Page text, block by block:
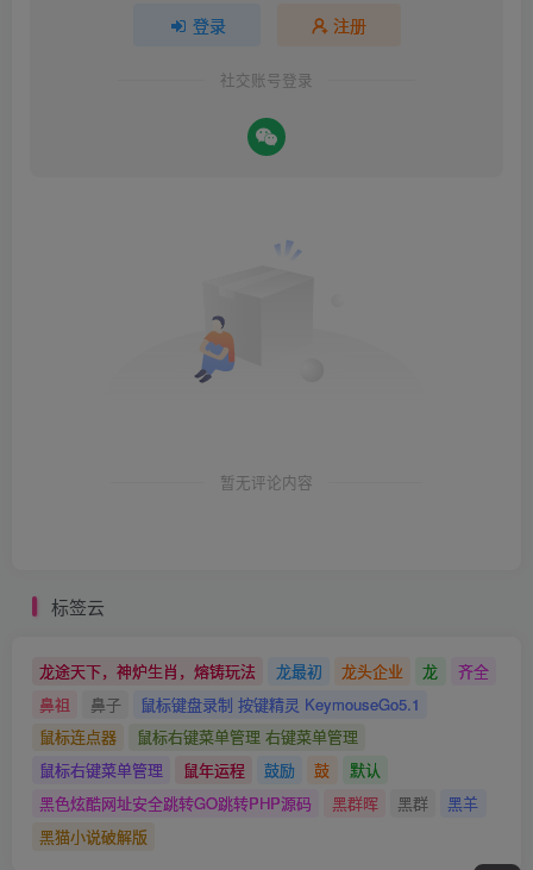
登录 注册
社交账号登录
暂无评论内容
标签云
龙途天下，神炉生肖，熔铸玩法 龙最初 龙头企业 龙
齐全
鼻祖
鼻子
鼠标键盘录制 按键精灵 KeymouseGo5.1
鼠标连点器
鼠标右键菜单管理 右键菜单管理
鼠标右键菜单管理
鼠年运程 鼓励 鼓
默认
黑色炫酷网址安全跳转GO跳转PHP源码
黑群晖 黑群
黑羊
黑猫小说破解版